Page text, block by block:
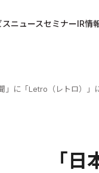
ニュースセミナーIR情
」に「Letro（レトロ）
「